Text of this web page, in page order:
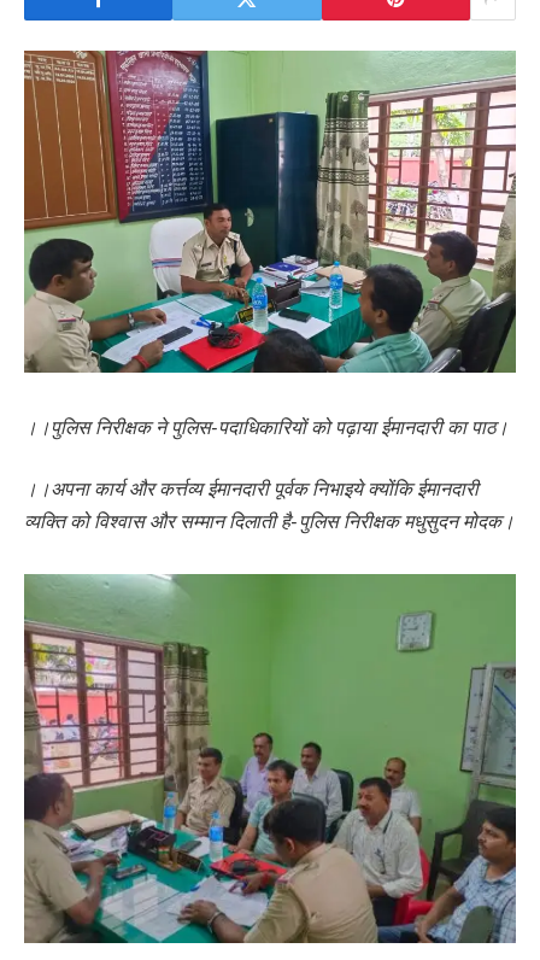
।।पुलिस निरीक्षक ने पुलिस-पदाधिकारियों को पढ़ाया ईमानदारी का पाठ।
।।अपना कार्य और कर्त्तव्य ईमानदारी पूर्वक निभाइये क्योंकि ईमानदारी
व्यक्ति को विश्वास और सम्मान दिलाती है- पुलिस निरीक्षक मधुसुदन मोदक।